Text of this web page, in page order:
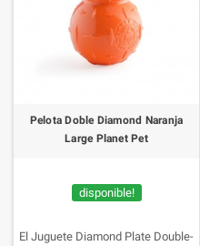
Pelota Doble Diamond Naranja
Large Planet Pet
disponible!
El Juguete Diamond Plate Double-